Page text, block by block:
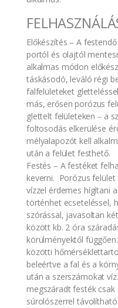
Előkészítés – A
portól és olajtól
alkalmas módon
táskásodó, leváló régi
falfelületeket
más, erősen porózus
glettelt felületeken ‒ a
foltosodás elkerülése
mélyalapozót kell
után a felület festhető.
Festés – A festéket
keverni. Porózus
vízzel érdemes hígítani
történhet ecseteléssel,
szórással, javasoltan
között kb. 2 óra
körülményektől
közötti
beleértve a fal és a
után a szerszámokat
megszáradt festék
súrolószerrel távolítható